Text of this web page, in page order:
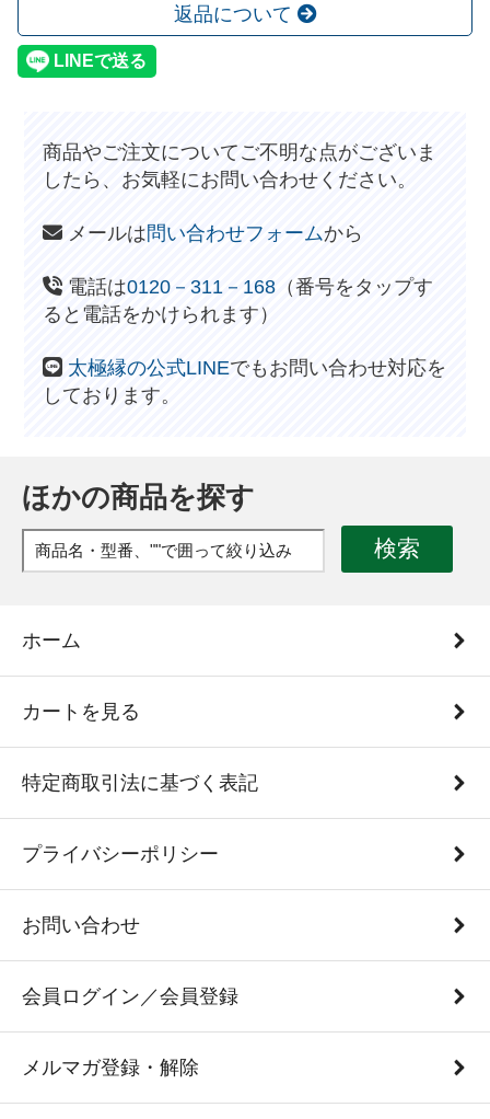
返品について
商品やご注文についてご不明な点がございま
したら、お気軽にお問い合わせください。
メールは問い合わせフォームから
電話は0120－311－168 （番号をタップす
ると電話をかけられます）
太極縁の公式LINEでもお問い合わせ対応を
しております。
ほかの商品を探す
検索
ホーム
カートを見る
特定商取引法に基づく表記
プライバシーポリシー
お問い合わせ
会員ログイン／会員登録
メルマガ登録・解除